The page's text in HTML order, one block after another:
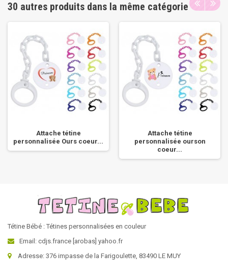
30 autres produits dans la même catégorie
Attache tétine
personnalisée Ours coeur...
Attache tétine
personnalisée ourson
coeur...
Tétine Bébé : Tétines personnalisées en couleur
Email: cdjs.france [arobas] yahoo.fr
Adresse: 376 impasse de la Farigoulette, 83490 LE MUY